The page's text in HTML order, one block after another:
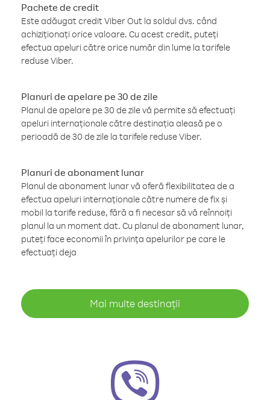
Pachete de credit
Este adăugat credit Viber Out la soldul dvs. când
achiziționați orice valoare. Cu acest credit, puteți
efectua apeluri către orice număr din lume la tarifele
reduse Viber.
Planuri de apelare pe 30 de zile
Planul de apelare pe 30 de zile vă permite să efectuați
apeluri internaționale către destinația aleasă pe o
perioadă de 30 de zile la tarifele reduse Viber.
Planuri de abonament lunar
Planul de abonament lunar vă oferă flexibilitatea de a
efectua apeluri internaționale către numere de fix și
mobil la tarife reduse, fără a fi necesar să vă reînnoiți
planul la un moment dat. Cu planul de abonament lunar,
puteți face economii în privința apelurilor pe care le
efectuați deja
Mai multe destinații